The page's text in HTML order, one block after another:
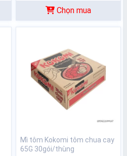
Chọn mua
Mì tôm Kokomi tôm chua cay
65G 30gói/thùng